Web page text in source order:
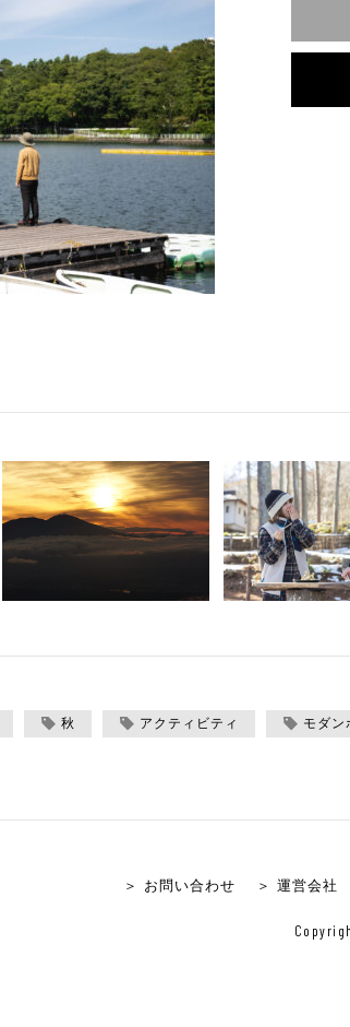
秋 アクティビティ モダン
＞ お問い合わせ ＞ 運営会社